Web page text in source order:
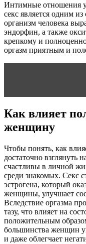
Интимные отношения
секс является одним
организм человека
эндорфин, а также
крепкому и
оргазм приятным и
Как влияет
женщину
Чтобы понять, как
достаточно взглянуть
счастливы в личной
среди знакомых. Секс
эстрогена, который
женщины, улучшает
Вследствие оргазма
тазу, что влияет на
положительным
большинства женщин
и даже облегчает